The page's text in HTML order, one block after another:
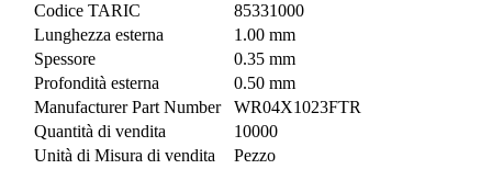
Codice TARIC
85331000
Lunghezza esterna
1.00 mm
Spessore
0.35 mm
Profondità esterna
0.50 mm
Manufacturer Part Number
WR04X1023FTR
Quantità di vendita
10000
Unità di Misura di vendita
Pezzo